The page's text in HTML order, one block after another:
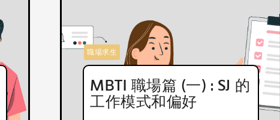
MBTI 職場篇 (一) : SJ 的
工作模式和偏好
職場求生